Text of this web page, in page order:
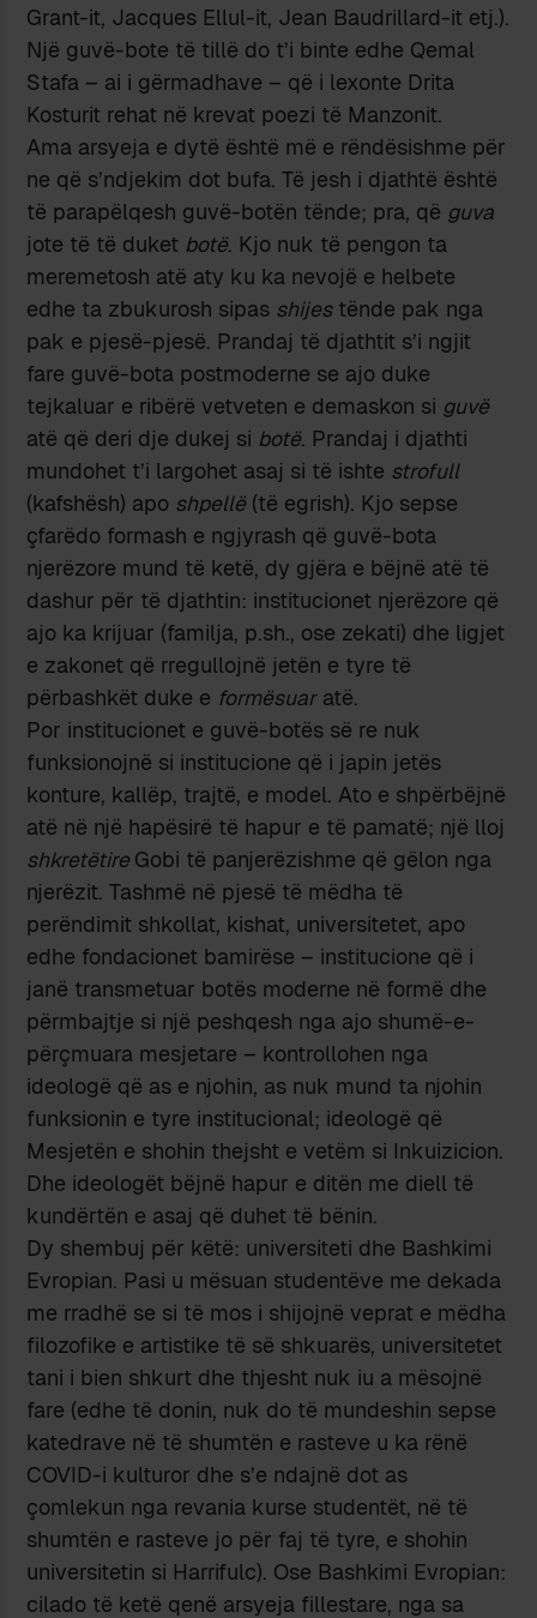
Grant-it, Jacques Ellul-it, Jean Baudrillard-it etj.).
Një guvë-bote të tillë do t’i binte edhe Qemal
Stafa – ai i gërmadhave – që i lexonte Drita
Kosturit rehat në krevat poezi të Manzonit.
Ama arsyeja e dytë është më e rëndësishme për
ne që s’ndjekim dot bufa. Të jesh i djathtë është
të parapëlqesh guvë-botën tënde; pra, që guva
jote të të duket botë. Kjo nuk të pengon ta
meremetosh atë aty ku ka nevojë e helbete
edhe ta zbukurosh sipas shijestënde pak nga
pak e pjesë-pjesë. Prandaj të djathtit s’i ngjit
fare guvë-bota postmoderne se ajo duke
tejkaluar e ribërë vetveten e demaskon si guvë
atë që deri dje dukej si botë. Prandaj i djathti
mundohet t’i largohet asaj si të ishte strofull
(kafshësh) apo shpellë (të egrish). Kjo sepse
çfarëdo formash e ngjyrash që guvë-bota
njerëzore mund të ketë, dy gjëra e bëjnë atë të
dashur për të djathtin: institucionet njerëzore që
ajo ka krijuar (familja, p.sh., ose zekati) dhe ligjet
e zakonet që rregullojnë jetën e tyre të
përbashkët duke e formësuaratë.
Por institucionet e guvë-botës së re nuk
funksionojnë si institucione që i japin jetës
konture, kallëp, trajtë, e model. Ato e shpërbëjnë
atë në një hapësirë të hapur e të pamatë; një lloj
shkretëtire Gobi të panjerëzishme që gëlon nga
njerëzit. Tashmë në pjesë të mëdha të
perëndimit shkollat, kishat, universitetet, apo
edhe fondacionet bamirëse – institucione që i
janë transmetuar botës moderne në formë dhe
përmbajtje si një peshqesh nga ajo shumë-e-
përçmuara mesjetare – kontrollohen nga
ideologë që as e njohin, as nuk mund ta njohin
funksionin e tyre institucional; ideologë që
Mesjetën e shohin thejsht e vetëm si Inkuizicion.
Dhe ideologët bëjnë hapur e ditën me diell të
kundërtën e asaj që duhet të bënin.
Dy shembuj për këtë: universiteti dhe Bashkimi
Evropian. Pasi u mësuan studentëve me dekada
me rradhë se si të mos i shijojnë veprat e mëdha
filozofike e artistike të së shkuarës, universitetet
tani i bien shkurt dhe thjesht nuk iu a mësojnë
fare (edhe të donin, nuk do të mundeshin sepse
katedrave në të shumtën e rasteve u ka rënë
COVID-i kulturor dhe s’e ndajnë dot as
çomlekun nga revania kurse studentët, në të
shumtën e rasteve jo për faj të tyre, e shohin
universitetin si Harrifulc). Ose Bashkimi Evropian:
cilado të ketë qenë arsyeja fillestare, nga sa